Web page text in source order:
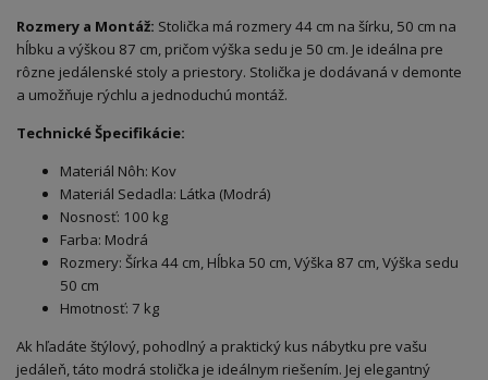
Rozmery a Montáž: Stolička má rozmery 44 cm na šírku, 50 cm na
hĺbku a výškou 87 cm, pričom výška sedu je 50 cm. Je ideálna pre
rôzne jedálenské stoly a priestory. Stolička je dodávaná v demonte
a umožňuje rýchlu a jednoduchú montáž.
Technické Špecifikácie:
Materiál Nôh: Kov
Materiál Sedadla: Látka (Modrá)
Nosnosť: 100 kg
Farba: Modrá
Rozmery: Šírka 44 cm, Hĺbka 50 cm, Výška 87 cm, Výška sedu
50 cm
Hmotnosť: 7 kg
Ak hľadáte štýlový, pohodlný a praktický kus nábytku pre vašu
jedáleň, táto modrá stolička je ideálnym riešením. Jej elegantný